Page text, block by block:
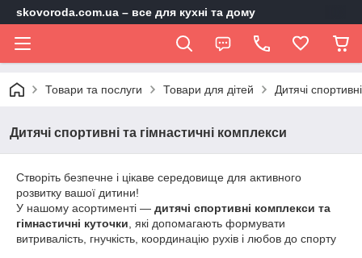
skovoroda.com.ua – все для кухні та дому
Товари та послуги Товари для дітей Дитячі
Дитячі спортивні та гімнастичні комплекси
Створіть безпечне і цікаве середовище для активного
розвитку вашої дитини!
У нашому асортименті — дитячі спортивні комплекси та
гімнастичні куточки , які допомагають формувати
витривалість, гнучкість, координацію рухів і любов до спорту